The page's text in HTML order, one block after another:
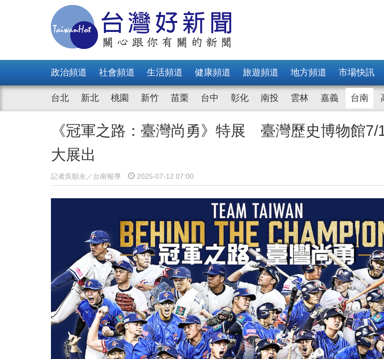
政治頻道 社會頻道 生活頻道 健康頻道 旅遊頻道 地方頻道 市場快訊
台北 新北 桃園 新竹 苗栗 台中 彰化 南投 雲林 嘉義 台南
《冠軍之路：臺灣尚勇》特展 臺灣歷史博物館7/
大展出
記者吳順永／台南報導 2025-07-12 07:00